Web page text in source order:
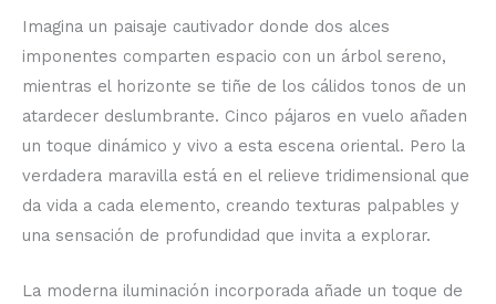
Imagina un paisaje cautivador donde dos alces
imponentes comparten espacio con un árbol sereno,
mientras el horizonte se tiñe de los cálidos tonos de un
atardecer deslumbrante. Cinco pájaros en vuelo añaden
un toque dinámico y vivo a esta escena oriental. Pero la
verdadera maravilla está en el relieve tridimensional que
da vida a cada elemento, creando texturas palpables y
una sensación de profundidad que invita a explorar.
La moderna iluminación incorporada añade un toque de